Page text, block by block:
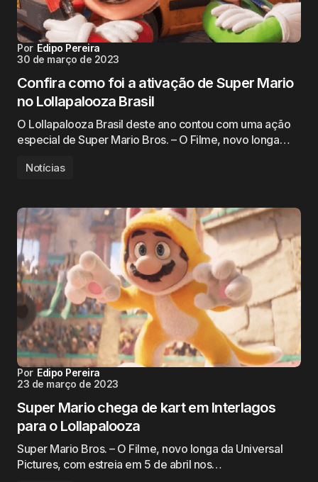
Por Edipo Pereira
30 de março de 2023
Confira como foi a ativação de Super Mario
no Lollapalooza Brasil
O Lollapalooza Brasil deste ano contou com uma ação
especial de Super Mario Bros. – O Filme, novo longa…
Notícias
Por Edipo Pereira
23 de março de 2023
Super Mario chega de kart em Interlagos
para o Lollapalooza
Super Mario Bros. – O Filme, novo longa da Universal
Pictures, com estreia em 5 de abril nos…